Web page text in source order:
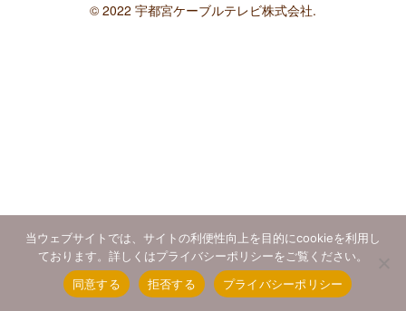
© 2022 宇都宮ケーブルテレビ株式会社.
当ウェブサイトでは、サイトの利便性向上を目的にcookieを利用し
ております。詳しくはプライバシーポリシーをご覧ください。
同意する
拒否する プライバシーポリシー